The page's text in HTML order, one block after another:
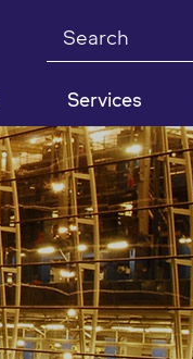
Search
Services